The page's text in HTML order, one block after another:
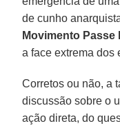
de cunho
Movimento Passe
a face extrema dos
Corretos ou não, a
discussão sobre o
ação direta, do